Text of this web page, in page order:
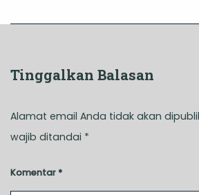
Tinggalkan Balasan
Alamat email Anda tidak akan
wajib ditandai *
Komentar *